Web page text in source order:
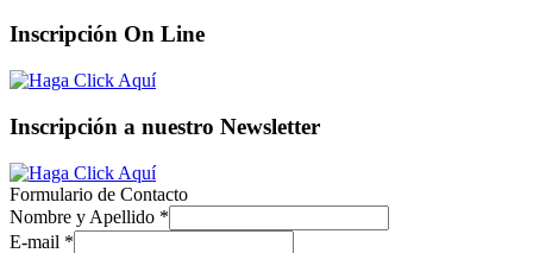
Inscripción On Line
Inscripción a nuestro Newsletter
Formulario de Contacto
Nombre y Apellido *
E-mail *